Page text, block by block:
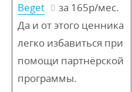
Beget
за 165р/мес.
Да и от этого ценника
легко избавиться при
помощи партнёрской
программы.